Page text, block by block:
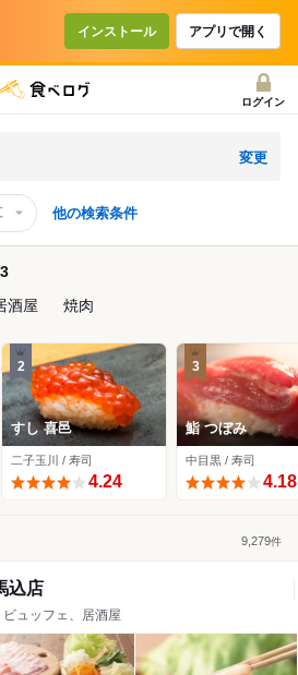
インストール アプリで開く
ログイン
変更
他の検索条件
酒屋 焼肉
2
すし 喜邑
二子玉川 / 寿司
4.24
3
鮨 つぼみ
中目黒 / 寿司
4.18
9,279件
込店
ュッフェ、居酒屋